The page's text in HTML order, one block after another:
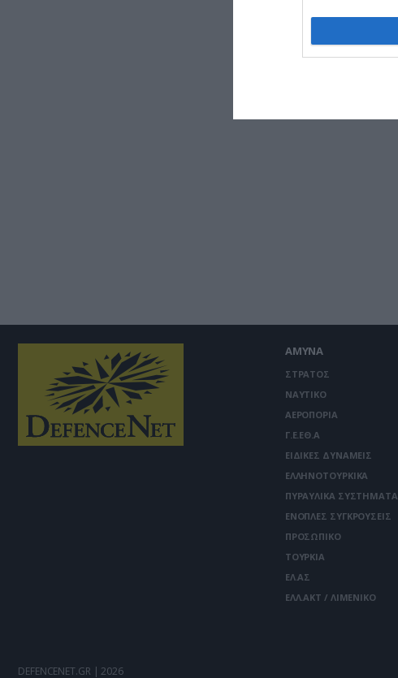
ΑΜΥΝΑ
ΣΤΡΑΤΟΣ
ΝΑΥΤΙΚΟ
ΑΕΡΟΠΟΡΙΑ
Γ.Ε.ΕΘ.Α
ΕΙΔΙΚΕΣ ΔΥΝΑΜΕΙΣ
ΕΛΛΗΝΟΤΟΥΡΚΙΚΑ
ΠΥΡΑΥΛΙΚΑ ΣΥΣΤΗΜΑΤΑ
ΕΝΟΠΛΕΣ ΣΥΓΚΡΟΥΣΕΙΣ
ΠΡΟΣΩΠΙΚΟ
ΤΟΥΡΚΙΑ
ΕΛ.ΑΣ
ΕΛΛ.ΑΚΤ / ΛΙΜΕΝΙΚΟ
DEFENCENET.GR | 2026